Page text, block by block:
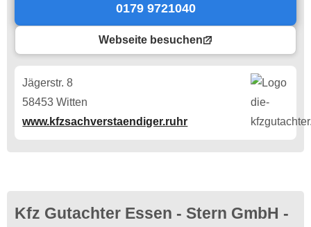
0179 9721040
Webseite besuchen
Jägerstr. 8
58453 Witten
www.kfzsachverstaendiger.ruhr
Kfz Gutachter Essen - Stern GmbH -